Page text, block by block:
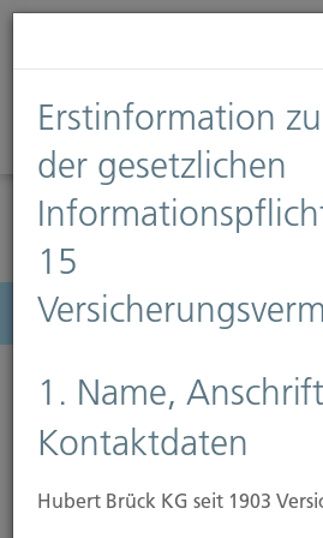
Diese Webseite verwendet
Informationen finden Sie auf
Diese Nachricht nicht
Menü
Erstinformation
der gesetzlichen
15
1. Name,
Kontaktdaten
Hubert Brück KG seit 1903